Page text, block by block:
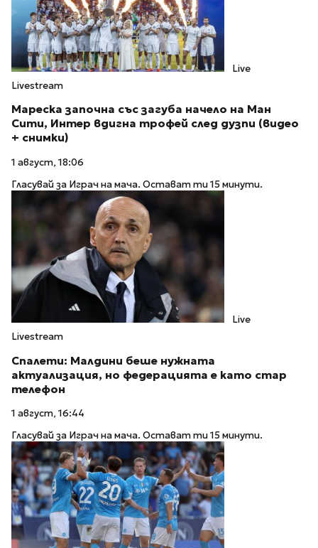
Live
Livestream
Мареска започна със загуба начело на Ман
Сити, Интер вдигна трофей след дузпи (видео
+ снимки)
1 август, 18:06
Гласувай за Играч на мача. Остават ти 15 минути.
Live
Livestream
Спалети: Малдини беше нужната
актуализация, но федерацията е като стар
телефон
1 август, 16:44
Гласувай за Играч на мача. Остават ти 15 минути.